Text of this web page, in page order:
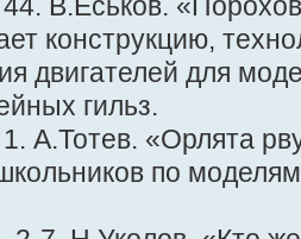
В.Еськов.
конструкцию,
двигателей для
гильз.
А.Тотев. «Орлята
по